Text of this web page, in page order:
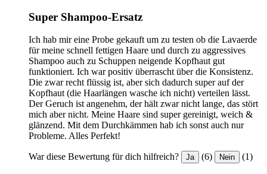
Super Shampoo-Ersatz
Ich hab mir eine Probe gekauft um zu testen ob die Lavaerde
für meine schnell fettigen Haare und durch zu aggressives
Shampoo auch zu Schuppen neigende Kopfhaut gut
funktioniert. Ich war positiv überrascht über die Konsistenz.
Die zwar recht flüssig ist, aber sich dadurch super auf der
Kopfhaut (die Haarlängen wasche ich nicht) verteilen lässt.
Der Geruch ist angenehm, der hält zwar nicht lange, das stört
mich aber nicht. Meine Haare sind super gereinigt, weich &
glänzend. Mit dem Durchkämmen hab ich sonst auch nur
Probleme. Alles Perfekt!
War diese Bewertung für dich hilfreich? Ja (6) Nein (1)